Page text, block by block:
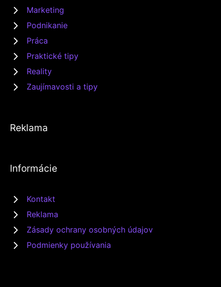
Marketing
Podnikanie
Práca
Praktické tipy
Reality
Zaujímavosti a tipy
Reklama
Informácie
Kontakt
Reklama
Zásady ochrany osobných údajov
Podmienky používania